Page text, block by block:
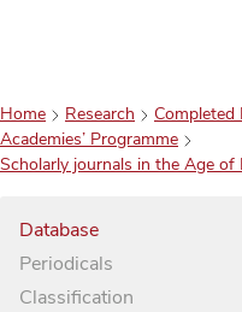
Home Research
Completed
Academies’ Programme
Scholarly journals in the Age of
Database
Periodicals
Classification